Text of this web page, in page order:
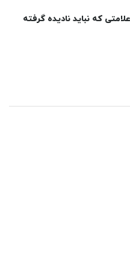
که نباید نادیده گرفته